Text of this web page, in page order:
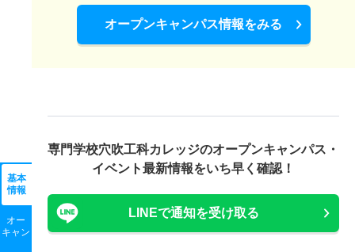
基本
情報
オー
キャン
オープンキャンパス情報をみる
専門学校穴吹工科カレッジのオープンキャンパス・
イベント最新情報をいち早く確認！
LINEで通知を受け取る